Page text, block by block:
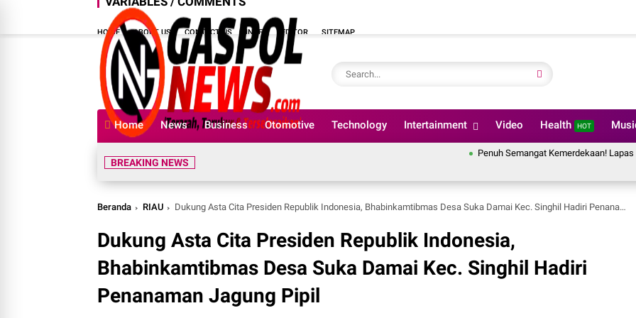
HOME ABOUT US CONTACT US INDEX EDITOR SITEMAP
Home News Business Otomotive Technology Intertainment Video Health HOT
BREAKING NEWS
Penuh Semangat Kemerdekaan! Lapas
Beranda RIAU Dukung Asta Cita Presiden Republik Indonesia, Bhabinkamtibmas Desa Suka Damai Kec. Singhil Hadiri Penanaman Jagung Pipil
Dukung Asta Cita Presiden Republik Indonesia,
Bhabinkamtibmas Desa Suka Damai Kec. Singhil Hadiri
Penanaman Jagung Pipil